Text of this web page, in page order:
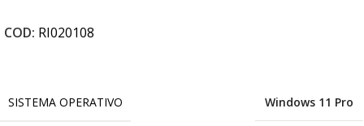
COD: RI020108
SISTEMA OPERATIVO Windows 11 Pro